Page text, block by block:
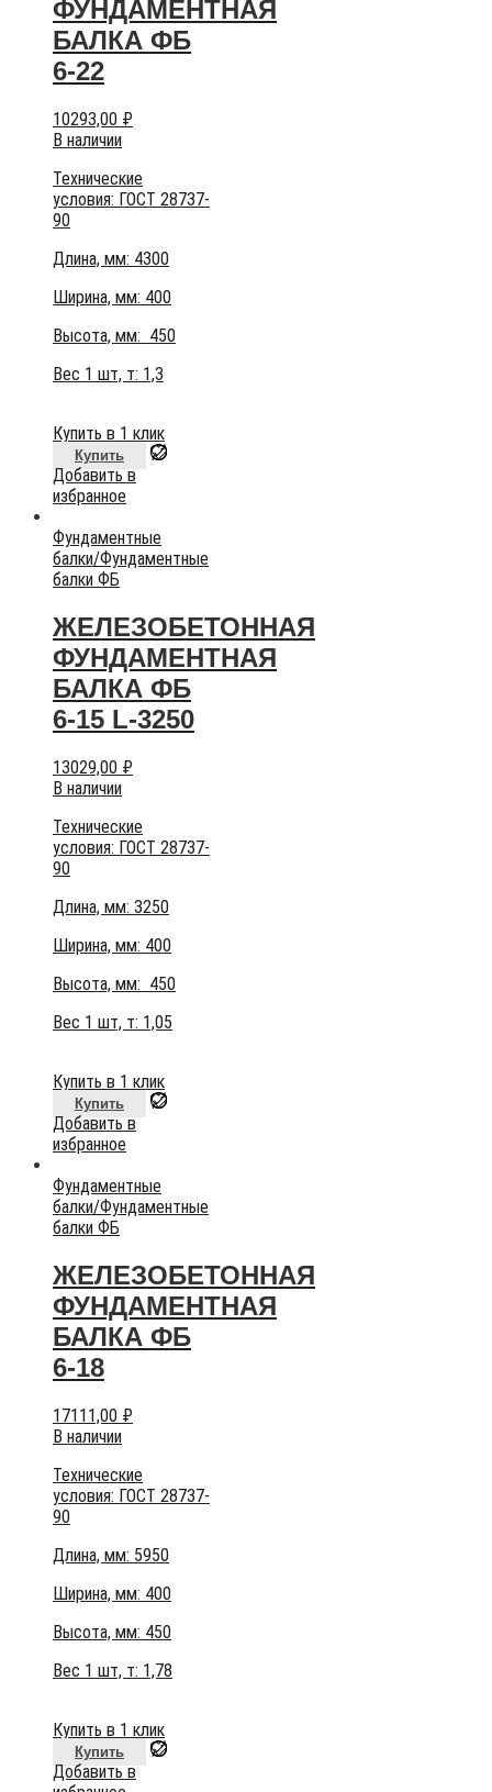
ФУНДАМЕНТНАЯ
БАЛКА ФБ
6-22
10293,00 ₽
В наличии
Технические
условия: ГОСТ 28737-
90
Длина, мм: 4300
Ширина, мм: 400
Высота, мм: 450
Вес 1 шт, т: 1,3
Купить в 1 клик
Купить
Добавить в
избранное
Фундаментные
балки/Фундаментные
балки ФБ
ЖЕЛЕЗОБЕТОННАЯ
ФУНДАМЕНТНАЯ
БАЛКА ФБ
6-15 L-3250
13029,00 ₽
В наличии
Технические
условия: ГОСТ 28737-
90
Длина, мм: 3250
Ширина, мм: 400
Высота, мм: 450
Вес 1 шт, т: 1,05
Купить в 1 клик
Купить
Добавить в
избранное
Фундаментные
балки/Фундаментные
балки ФБ
ЖЕЛЕЗОБЕТОННАЯ
ФУНДАМЕНТНАЯ
БАЛКА ФБ
6-18
17111,00 ₽
В наличии
Технические
условия: ГОСТ 28737-
90
Длина, мм: 5950
Ширина, мм: 400
Высота, мм: 450
Вес 1 шт, т: 1,78
Купить в 1 клик
Купить
Добавить в